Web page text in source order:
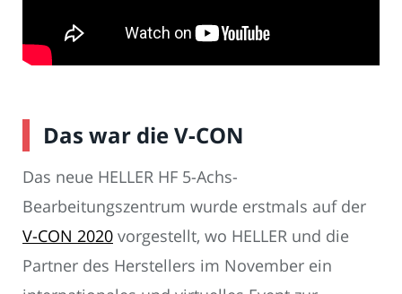
Das war die V-CON
Das neue HELLER HF 5-Achs-
Bearbeitungszentrum wurde erstmals auf der
V-CON 2020 vorgestellt, wo HELLER und die
Partner des Herstellers im November ein